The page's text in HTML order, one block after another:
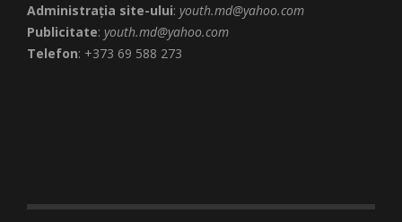
Administrația site-ului: youth.md@yahoo.com
Publicitate: youth.md@yahoo.com
Telefon: +373 69 588 273